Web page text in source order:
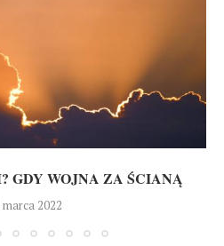
GDY WOJNA ZA ŚCIANĄ
marca 2022